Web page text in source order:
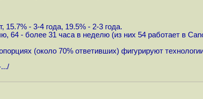
15.7% - 3-4 года, 19.5% - 2-3 года.
64 - более 31 часа в неделю (из них 54 работает в
(около 70% ответивших) фигурируют
/